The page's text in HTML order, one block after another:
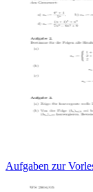
Aufgaben zur